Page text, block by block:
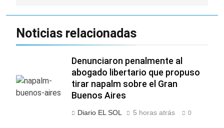
Noticias relacionadas
Denunciaron penalmente al
abogado libertario que propuso
tirar napalm sobre el Gran
Buenos Aires
Diario EL SOL 5 horas atrás 0